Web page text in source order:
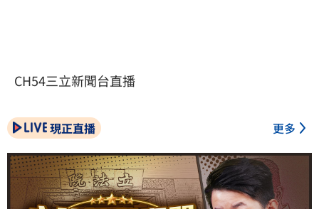
CH54三立新聞台直播
現正直播 更多